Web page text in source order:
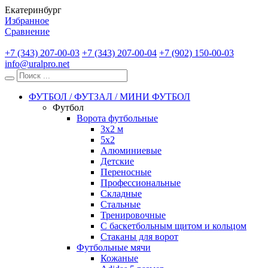
Екатеринбург
Избранное
Сравнение
+7 (343) 207-00-03 +7 (343) 207-00-04 +7 (902) 150-00-03
info@uralpro.net
ФУТБОЛ / ФУТЗАЛ / МИНИ ФУТБОЛ
Футбол
Ворота футбольные
3х2 м
5х2
Алюминиевые
Детские
Переносные
Профессиональные
Складные
Стальные
Тренировочные
С баскетбольным щитом и кольцом
Стаканы для ворот
Футбольные мячи
Кожаные